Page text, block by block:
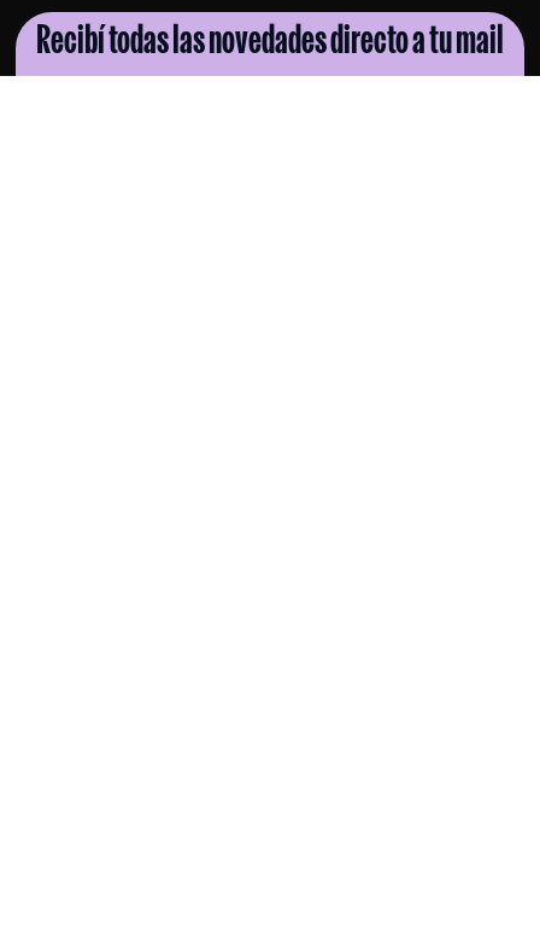
Recibí todas las novedades directo a tu mail